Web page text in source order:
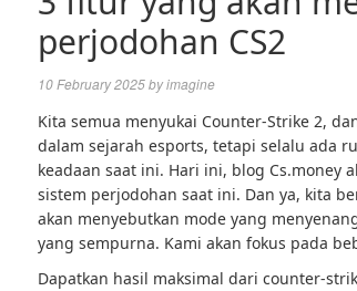
perjodohan CS2
10 February 2025byimagine
Kita semua menyukai Counter-Strike 2,
dalam sejarah esports, tetapi selalu ada
keadaan saat ini. Hari ini, blog Cs.money
sistem perjodohan saat ini. Dan ya, kita
akan menyebutkan mode yang
yang sempurna. Kami akan fokus pada
Dapatkan hasil maksimal dari counter-